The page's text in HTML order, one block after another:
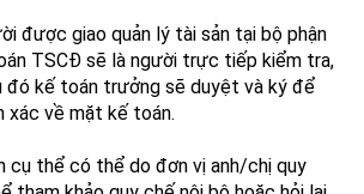
được giao quản lý tài sản tại bộ phận
TSCĐ sẽ là người trực tiếp kiểm tra,
đó kế toán trưởng sẽ duyệt và ký để
xác về mặt kế toán.
cụ thể có thể do đơn vị anh/chị quy